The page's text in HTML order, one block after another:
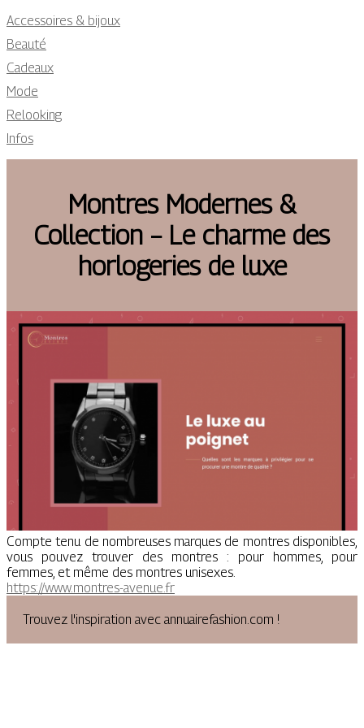
Accessoires & bijoux
Beauté
Cadeaux
Mode
Relooking
Infos
Montres Modernes &
Collection – Le charme des
horlogeries de luxe
Compte tenu de nombreuses marques de montres disponibles,
vous pouvez trouver des montres : pour hommes, pour
femmes, et même des montres unisexes.
https://www.montres-avenue.fr
Trouvez l'inspiration avec annuairefashion.com !